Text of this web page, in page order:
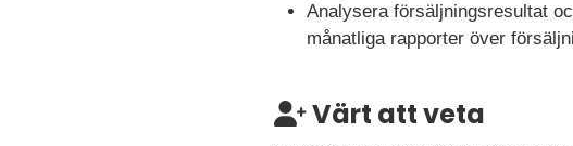
Analysera försäljningsresultat
månatliga rapporter över
Värt att veta